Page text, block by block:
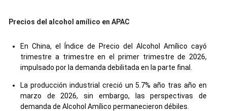
Precios del alcohol amílico en APAC
En China, el Índice de Precio del Alcohol Amílico cayó
trimestre a trimestre en el primer trimestre de 2026,
impulsado por la demanda debilitada en la parte final.
La producción industrial creció un 5.7% año tras año en
marzo de 2026, sin embargo, las perspectivas de
demanda de Alcohol Amílico permanecieron débiles.